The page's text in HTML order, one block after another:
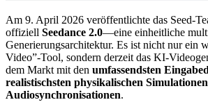
Am 9. April 2026 veröffentlichte das Seed-
offiziell Seedance 2.0—eine einheitliche
Generierungsarchitektur. Es ist nicht nur ein
Video”-Tool, sondern derzeit das KI-
dem Markt mit den umfassendsten
realistischsten physikalischen
Audiosynchronisationen.